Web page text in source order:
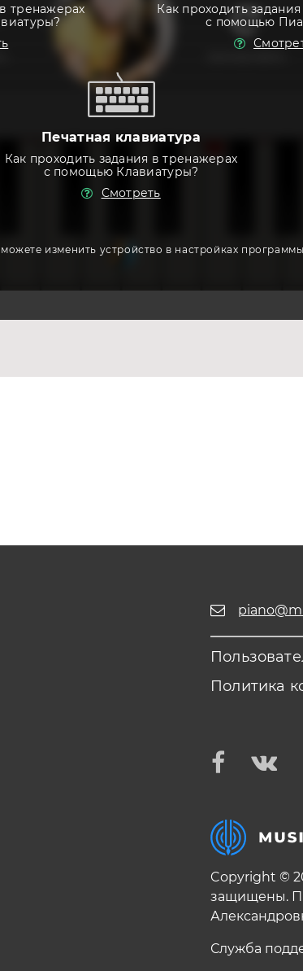
тренажерах
Как проходить
с помощью
Печатная клавиатура
Как проходить задания в тренажерах
с помощью Клавиатуры?
Смотреть
изменить устройство в настройках
Политика
Copyright ©
защищены.
Служба